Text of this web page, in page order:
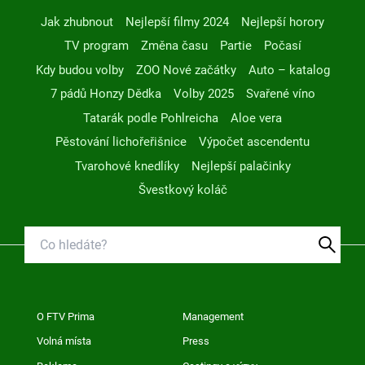
Jak zhubnout Nejlepší filmy 2024
Nejlepší horory
TV program
Změna času Partie
Počasí
Kdy budou volby
ZOO Nové začátky
Auto – katalog
7 pádů Honzy Dědka
Volby 2025
Svařené víno
Tatarák podle Pohlreicha
Aloe vera
Pěstování lichořeřišnice
Výpočet ascendentu
Tvarohové knedlíky
Nejlepší palačinky
Švestkový koláč
O FTV Prima Management
Volná místa Press